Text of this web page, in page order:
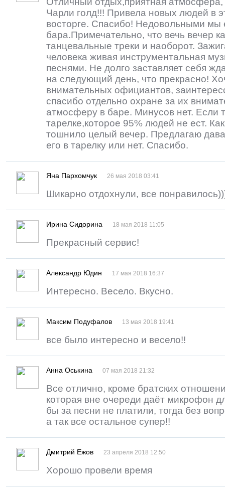
Чарли голд!!! Привела новых людей в
восторге. Спасибо! Недовольными
бара.Примечательно, что вечь вечер
танцевальные треки и наоборот.
человека живая инструментальная
песнями. Не долго заставляет себя
на следующий день, что прекрасно!
внимательных официантов,
спасибо отдельно охране за их
атмосферу в баре. Минусов нет. Если
тарелке,которое 95% людей не ест.
тошнило целый вечер. Предлагаю
его в тарелку или нет. Спасибо.
Яна Пархомчук 26 мая 2018 03:41
Шикарно отдохнули, все
Ирина Сидорина 18 мая 2018 11:05
Прекрасный сервис!
Александр Юдин 17 мая 2018 16:37
Интересно. Весело. Вкусно.
Максим Подуфалов 13 мая 2018 19:41
все было интересно и весело!!
Анна Оськина 07 мая 2018 21:32
Все отлично, кроме братских
которая вне очереди даёт микрофон
бы за песни не платили, тогда без
а так все остальное супер!!
Дмитрий Ежов 23 апреля 2018 12:50
Хорошо провели время